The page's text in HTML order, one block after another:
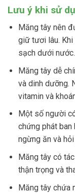
Lưu ý khi sử
Măng tây nên
giữ tươi lâu. Khi
sạch dưới nước.
Măng tây dễ
và dinh dưỡng.
vitamin và
Một số người
chứng phát ban
ngừng ăn và
Măng tây có
thận trọng và
Măng tây chứa